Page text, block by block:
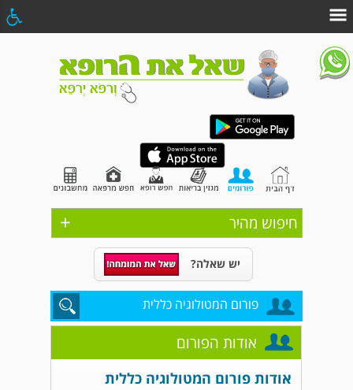
+ חיפוש מהיר
יש שאלה?
פורום המטולוגיה כללית
אודות הפורום
אודות פורום המטולוגיה כללית